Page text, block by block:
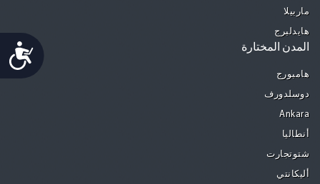
Accessibility
ماربيلا
هايدلبرج
المدن المختارة
هامبورج
دوسلدورف
Ankara
أنطاليا
شتوتجارت
أليكانتي